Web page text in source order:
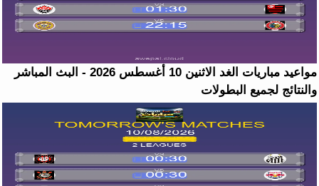
مواعيد مباريات الغد الاثنين 10 أغسطس 2026 - البث المباشر
والنتائج لجميع البطولات